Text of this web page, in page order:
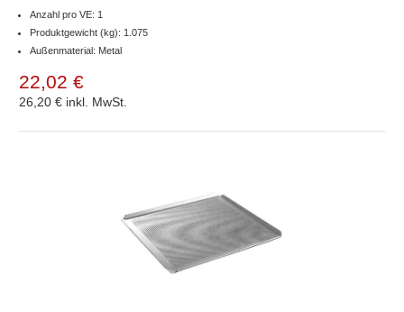
Anzahl pro VE: 1
Produktgewicht (kg): 1.075
Außenmaterial: Metal
22,02 €
26,20 € inkl. MwSt.